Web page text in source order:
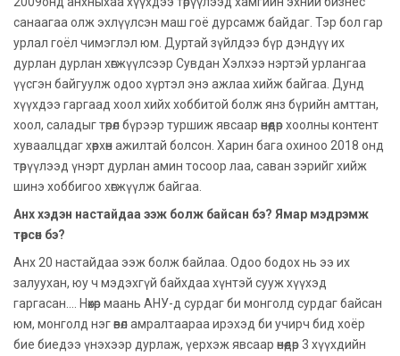
санаагаа олж эхлүүлсэн маш гоё дурсамж байдаг. Тэр бол гар
урлал гоёл чимэглэл юм. Дуртай зүйлдээ бүр дэндүү их
дурлан дурлан хөгжүүлсээр Сувдан Хэлхээ нэртэй урлангаа
үүсгэн байгуулж одоо хүртэл энэ ажлаа хийж байгаа. Дунд
хүүхдээ гаргаад хоол хийх хоббитой болж янз бүрийн амттан,
хоол, саладыг төрөл бүрээр туршиж явсаар өнөөдөр хоолны контент
хуваалцдаг хөөрхөн ажилтай болсон. Харин бага охиноо 2018 онд
төрүүлээд үнэрт дурлан амин тосоор лаа, саван зэрийг хийж
шинэ хоббигоо хөгжүүлж байгаа.
Анх хэдэн настайдаа ээж болж байсан бэ? Ямар мэдрэмж
төрсөн бэ?
Анх 20 настайдаа ээж болж байлаа. Одоо бодох нь ээ их
залуухан, юу ч мэдэхгүй байхдаа хүнтэй сууж хүүхэд
гаргасан.... Нөхөр маань АНУ-д сурдаг би монголд сурдаг байсан
юм, монголд нэг өвөл амралтаараа ирэхэд би учирч бид хоёр
бие биедээ үнэхээр дурлаж, үерхэж явсаар өнөөдөр 3 хүүхдийн